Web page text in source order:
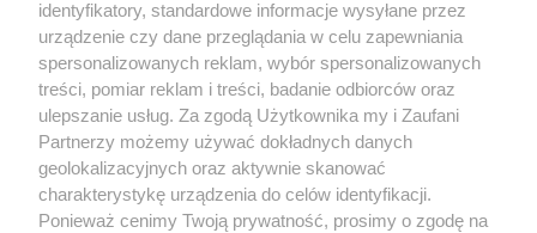
identyfikatory, standardowe informacje wysyłane przez
urządzenie czy dane przeglądania w celu zapewniania
spersonalizowanych reklam, wybór spersonalizowanych
treści, pomiar reklam i treści, badanie odbiorców oraz
ulepszanie usług. Za zgodą Użytkownika my i Zaufani
Partnerzy możemy używać dokładnych danych
geolokalizacyjnych oraz aktywnie skanować
charakterystykę urządzenia do celów identyfikacji.
Ponieważ cenimy Twoją prywatność, prosimy o zgodę na